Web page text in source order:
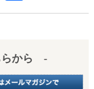
有
らから -